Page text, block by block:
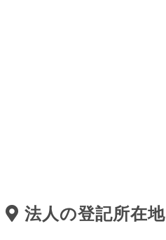
法人の登記所在地